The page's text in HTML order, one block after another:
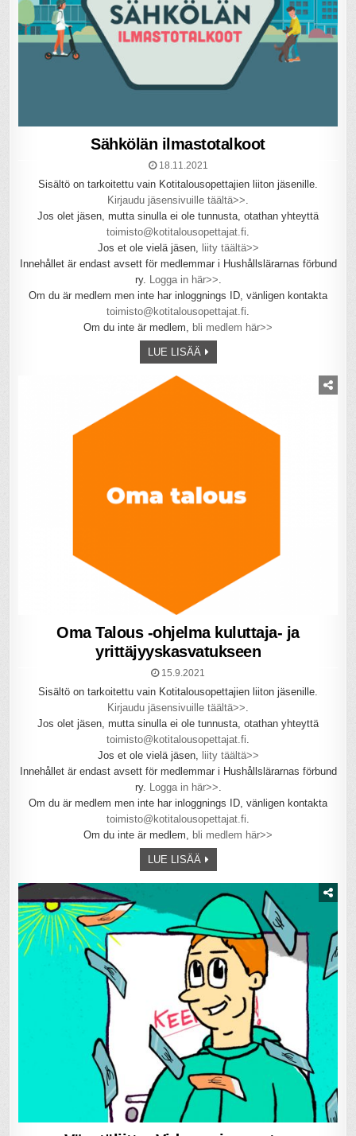
Sähkölän ilmastotalkoot
18.11.2021
Sisältö on tarkoitettu vain Kotitalousopettajien liiton jäsenille.
Kirjaudu jäsensivuille täältä>>
Jos olet jäsen, mutta sinulla ei ole tunnusta, otathan yhteyttä
toimisto@kotitalousopettajat.fi
Jos et ole vielä jäsen, liity täältä>>
Innehållet är endast avsett för medlemmar i Hushållslärarnas förbund
ry. Logga in här>>
Om du är medlem men inte har inloggnings ID, vänligen kontakta
toimisto@kotitalousopettajat.fi
Om du inte är medlem, bli medlem här>>
LUE LISÄÄ
Oma Talous -ohjelma kuluttaja- ja
yrittäjyyskasvatukseen
15.9.2021
Sisältö on tarkoitettu vain Kotitalousopettajien liiton jäsenille.
Kirjaudu jäsensivuille täältä>>
Jos olet jäsen, mutta sinulla ei ole tunnusta, otathan yhteyttä
toimisto@kotitalousopettajat.fi
Jos et ole vielä jäsen,
liity täältä>>
Innehållet är endast avsett för medlemmar i Hushållslärarnas förbund
ry.
Logga in här>>
Om du är medlem men inte har inloggnings ID, vänligen kontakta
toimisto@kotitalousopettajat.fi
Om du inte är medlem,
bli medlem här>>
LUE LISÄÄ